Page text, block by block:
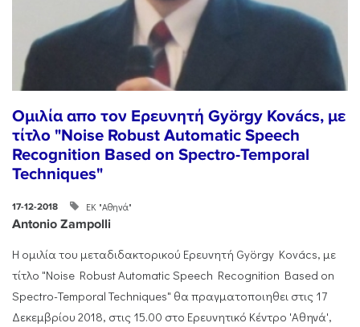
Ομιλία απο τον Ερευνητή György Kovács, με
τίτλο "Noise Robust Automatic Speech
Recognition Based on Spectro-Temporal
Techniques"
17-12-2018 ΕΚ "Αθηνά"
Antonio Zampolli
Η ομιλία του μεταδιδακτορικού Ερευνητή György Kovács, με
τίτλο "Noise Robust Automatic Speech Recognition Based on
Spectro-Temporal Techniques" θα πραγματοποιηθει στις 17
Δεκεμβρίου 2018, στις 15.00 στο Ερευνητικό Κέντρο 'Αθηνά',